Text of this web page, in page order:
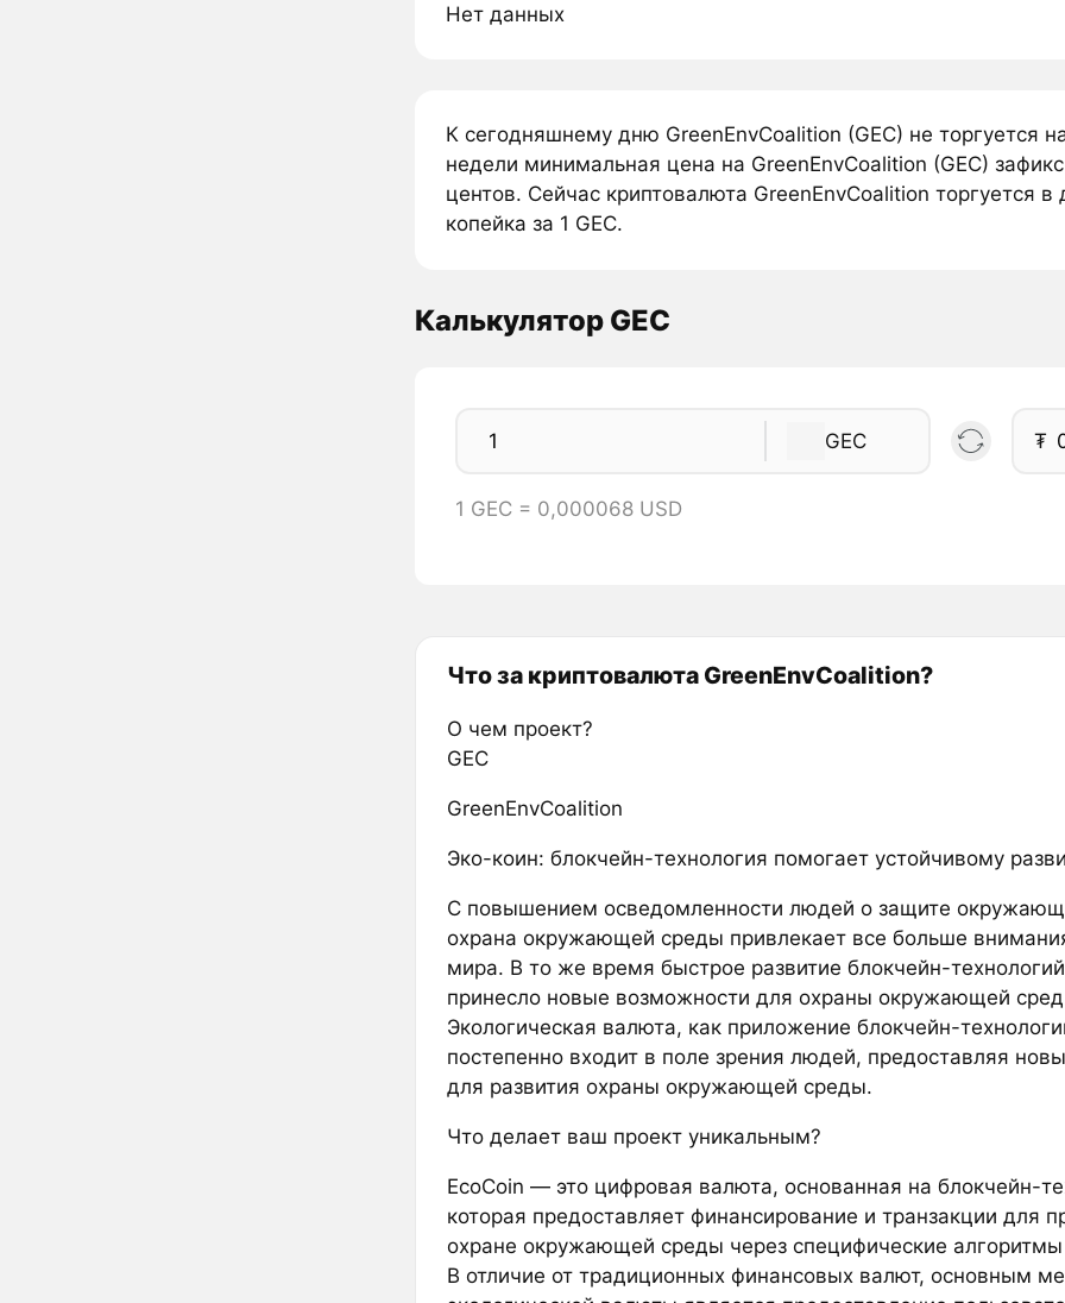
Нет данных
К сегодняшнему дню GreenEnvCoalition (GEC) не торгуется
недели минимальная цена на GreenEnvCoalition (GEC)
центов. Сейчас криптовалюта GreenEnvCoalition торгуется
копейка за 1 GEC.
Калькулятор GEC
GEC ₮
1 GEC = 0,000068 USD
Что за криптовалюта GreenEnvCoalition?
О чем проект?
GEC
GreenEnvCoalition
Эко-коин: блокчейн-технология помогает устойчивому
С повышением осведомленности людей о защите
охрана окружающей среды привлекает все больше
мира. В то же время быстрое развитие блокчейн-
принесло новые возможности для охраны окружающей
Экологическая валюта, как приложение блокчейн-
постепенно входит в поле зрения людей, предоставляя
для развития охраны окружающей среды.
Что делает ваш проект уникальным?
EcoCoin — это цифровая валюта, основанная на блокчейн-
которая предоставляет финансирование и транзакции для
охране окружающей среды через специфические
В отличие от традиционных финансовых валют, основным